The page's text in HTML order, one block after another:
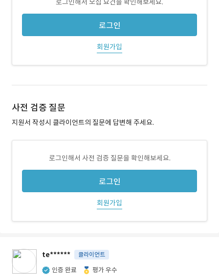
로그인해서 모집 요건을 확인해보세요.
로그인
회원가입
사전 검증 질문
지원서 작성시 클라이언트의 질문에 답변해 주세요.
로그인해서 사전 검증 질문을 확인해보세요.
로그인
회원가입
te****** 클라이언트
인증 완료 평가 우수